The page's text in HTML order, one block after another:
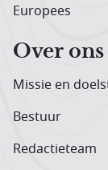
Europees
Over ons
Missie en
Bestuur
Redactieteam